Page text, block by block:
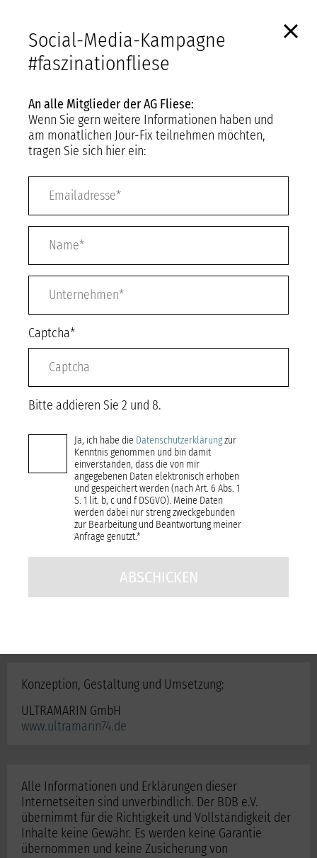
Diese Website benutzt technisch essentielle Cookies, womit die
Funktionalität dieser Website erleichtert wird.
Mit der Nutzung von bdb-bfh.de gehen wir von Ihrem
Einverständnis mit der Verwendung von essentiellen Cookies aus.
Nur essentielle Cookies akzeptieren
COOKIE-EINSTELLUNGEN
ALLE COOKIES AKZEPTIEREN
Impressum
Bundesverband Deutscher Baustoff-Fachhandel
Am Weidendamm 1 A · 10117 Berlin
Telefon 030 590099 576 · Fax 030 590099 476
info@bdb-bfh.de
www.bdb-bfh.de
VR Nummer 28772 Amtsgericht Berlin Charlottenburg
Inhaltlich verantwortlich gemäß § 10 Absatz 3 MDStV:
Konzeption, Gestaltung und Umsetzung:
ULTRAMARIN GmbH
www.ultramarin74.de
Alle Informationen und Erklärungen dieser
Internetseiten sind unverbindlich. Der BDB e.V.
übernimmt für die Richtigkeit und Vollständigkeit der
Inhalte keine Gewähr. Es werden keine Garantie
übernommen und keine Zusicherung von
Social-Media-Kampagne
#faszinationfliese
An alle Mitglieder der AG Fliese:
Wenn Sie gern weitere Informationen haben und
am monatlichen Jour-Fix teilnehmen möchten,
tragen Sie sich hier ein:
Pflichtfeld
Captcha*
Bitte addieren Sie 2 und 8.
Pflichtfeld
Ja, ich habe die Datenschutzerklärungzur
Kenntnis genommen und bin damit
einverstanden, dass die von mir
angegebenen Daten elektronisch erhoben
und gespeichert werden (nach Art. 6 Abs. 1
S. 1 lit. b, c und f DSGVO). Meine Daten
werden dabei nur streng zweckgebunden
zur Bearbeitung und Beantwortung meiner
Anfrage genutzt.*
ABSCHICKEN